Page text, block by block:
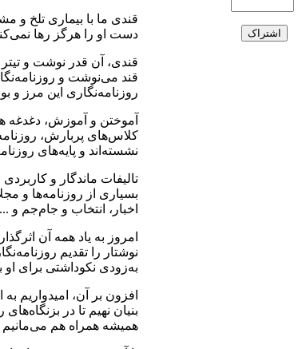
قندی ما با بیماری تلخ
دست او را هرگز رها
قندی، آن قدر نوشت و تیتر
قند می‌نوشت و
روزنامه‌‌‌نگاری این مرز و
آموختن و آموزش، دغدغه
کلاس‌های پربارش،
نشسته‌اند و پایه‌های
تالیفات ماندگار و
بسیاری از روزنامه‌ها و
اخبار، انتخاب و جام‌جم
امروز به یاد همه آن
نوشتار را تقدیم
به‌زودی نکوداشتی برای او
افزون بر آن، امیدواریم به
بنیان نهیم تا در بزنگاه‌های
همیشه همراه هم می‌مانیم